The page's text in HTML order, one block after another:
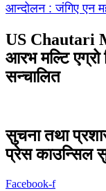
आन्दोलन : जंगिए एन
US Chautari
आरभ मल्टि एग्रो
सन्चालित
सुचना तथा
प्रेस काउन्सिल
Facebook-f